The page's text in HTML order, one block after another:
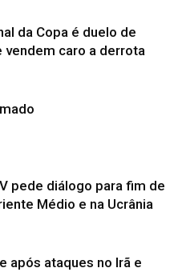
da Copa é duelo de
vendem caro a derrota
pede diálogo para fim de
Médio e na Ucrânia
após ataques no Irã e